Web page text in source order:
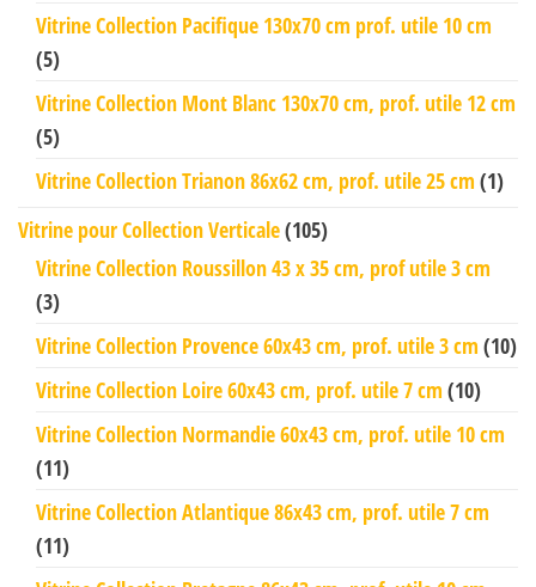
Vitrine Collection Pacifique 130x70 cm prof. utile 10 cm
(5)
Vitrine Collection Mont Blanc 130x70 cm, prof. utile 12 cm
(5)
Vitrine Collection Trianon 86x62 cm, prof. utile 25 cm (1)
Vitrine pour Collection Verticale(105)
Vitrine Collection Roussillon 43 x 35 cm, prof utile 3 cm
(3)
Vitrine Collection Provence 60x43 cm, prof. utile 3 cm (10)
Vitrine Collection Loire 60x43 cm, prof. utile 7 cm (10)
Vitrine Collection Normandie 60x43 cm, prof. utile 10 cm
(11)
Vitrine Collection Atlantique 86x43 cm, prof. utile 7 cm
(11)